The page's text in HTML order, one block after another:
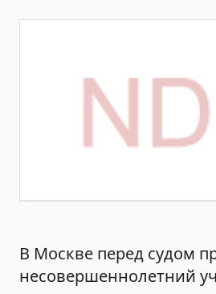
В Москве перед судом
несовершеннолетний